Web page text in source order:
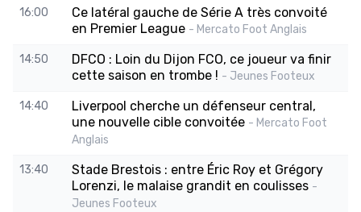
16:00
Ce latéral gauche de Série A très convoité
en Premier League - Mercato Foot Anglais
14:50
DFCO : Loin du Dijon FCO, ce joueur va finir
cette saison en trombe ! - Jeunes Footeux
14:40
Liverpool cherche un défenseur central,
une nouvelle cible convoitée - Mercato Foot
Anglais
13:40
Stade Brestois : entre Éric Roy et Grégory
Lorenzi, le malaise grandit en coulisses -
Jeunes Footeux